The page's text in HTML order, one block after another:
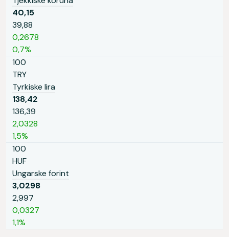
40,15
39,88
0,2678
0,7%
100
TRY
Tyrkiske lira
138,42
136,39
2,0328
1,5%
100
HUF
Ungarske forint
3,0298
2,997
0,0327
1,1%